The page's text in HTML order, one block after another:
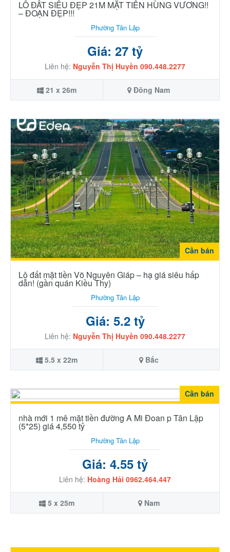
LÔ ĐẤT SIÊU ĐẸP 21M MẶT TIỀN HÙNG VƯƠNG!!
– ĐOẠN ĐẸP!!!
Phường Tân Lập
Giá: 27 tỷ
Liên hệ: Nguyễn Thị Huyền 090.448.2277
21 x 26m Đông Nam
Cần bán
Lô đất mặt tiền Võ Nguyên Giáp – hạ giá siêu hấp
dẫn! (gần quán Kiều Thy)
Phường Tân Lập
Giá: 5.2 tỷ
Liên hệ: Nguyễn Thị Huyền 090.448.2277
5.5 x 22m Bắc
Cần bán
nhà mới 1 mê mặt tiền đường A Mi Đoan p Tân Lập
(5*25) giá 4,550 tỷ
Phường Tân Lập
Giá: 4.55 tỷ
Liên hệ: Hoàng Hải 0962.464.447
5 x 25m Nam